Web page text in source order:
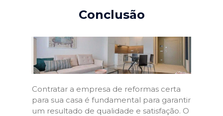
Conclusão
Contratar a empresa de reformas certa
para sua casa é fundamental para garantir
um resultado de qualidade e satisfação. O